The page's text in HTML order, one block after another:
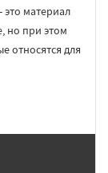
материал
но при этом
относятся для